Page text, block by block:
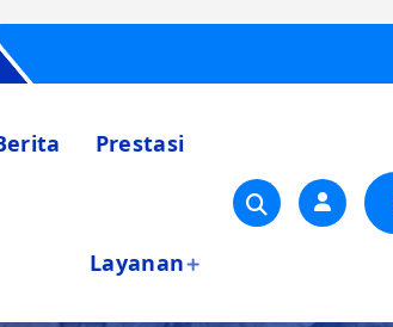
Prestasi
Layanan